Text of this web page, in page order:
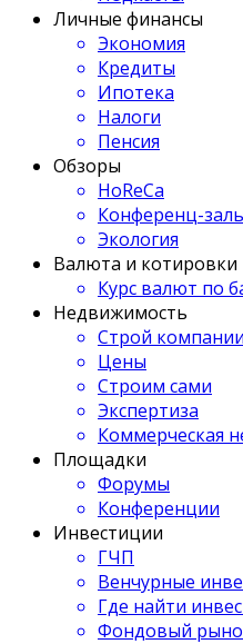
Личные финансы
Экономия
Кредиты
Ипотека
Налоги
Пенсия
Обзоры
HoReCa
Конференц-
Экология
Валюта и котировки
Курс валют по
Недвижимость
Строй компании
Цены
Строим сами
Экспертиза
Коммерческая
Площадки
Форумы
Конференции
Инвестиции
ГЧП
Венчурные
Где найти
Фондовый